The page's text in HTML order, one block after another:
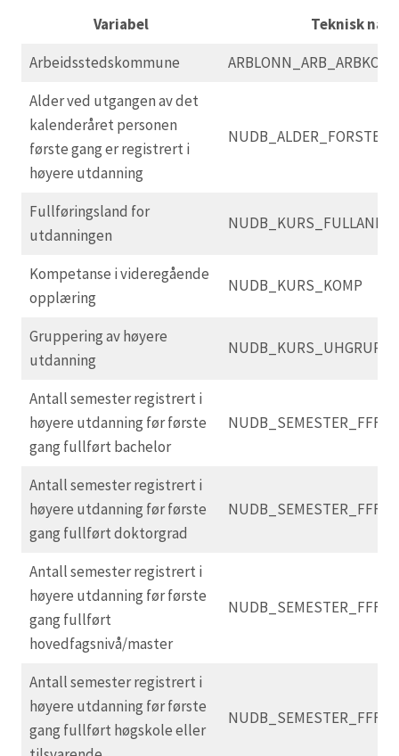
Variabel
Teknisk
Arbeidsstedskommune
Alder ved utgangen av det
kalenderåret personen
første gang er registrert i
høyere utdanning
Fullføringsland for
utdanningen
NUDB_KURS_FULLAND
Kompetanse i videregående
opplæring
NUDB_KURS_KOMP
Gruppering av høyere
utdanning
Antall semester registrert i
høyere utdanning før første
gang fullført bachelor
Antall semester registrert i
høyere utdanning før første
gang fullført doktorgrad
Antall semester registrert i
høyere utdanning før første
gang fullført
hovedfagsnivå/master
Antall semester registrert i
høyere utdanning før første
gang fullført høgskole eller